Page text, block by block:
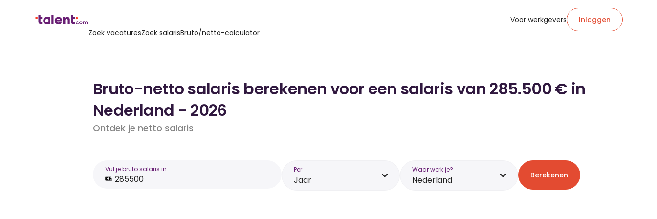
Zoek vacaturesZoek salarisBruto/netto-calculator
Voor werkgevers Inloggen
Bruto-netto salaris berekenen voor een salaris van 285.500 € in
Nederland - 2026
Ontdek je netto salaris
Vul je bruto salaris in Per
Jaar
Waar werk je?
Nederland Berekenen